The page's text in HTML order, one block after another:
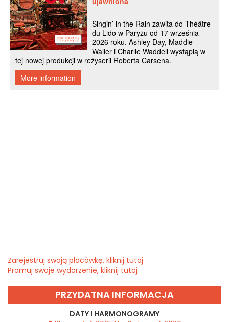
Zarejestruj swoją placówkę, kliknij tutaj
Promuj swoje wydarzenie, kliknij tutaj
PRZYDATNA INFORMACJA
DATY I HARMONOGRAMY